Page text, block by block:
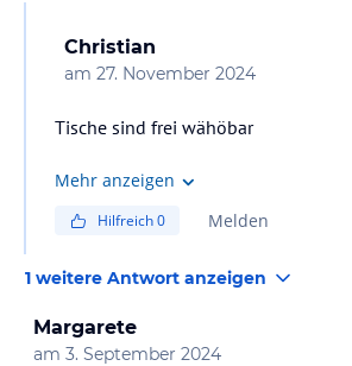
Christian
am 27. November 2024
Mehr anzeigen
Hilfreich0 Melden
1 weitere Antwort anzeigen
Margarete
am 3. September 2024